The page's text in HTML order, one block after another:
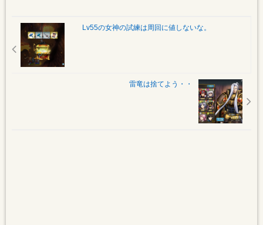
Lv55の女神の試練は周回に値しないな。
雷竜は捨てよう・・